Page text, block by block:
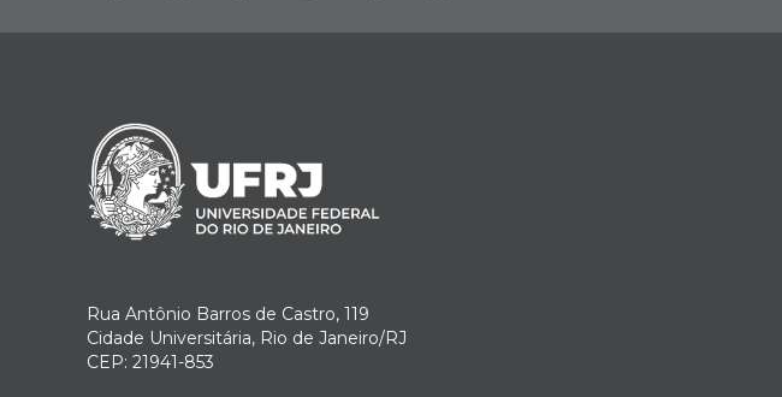
Rua Antônio Barros de Castro, 119
Cidade Universitária, Rio de Janeiro/RJ
CEP: 21941-853